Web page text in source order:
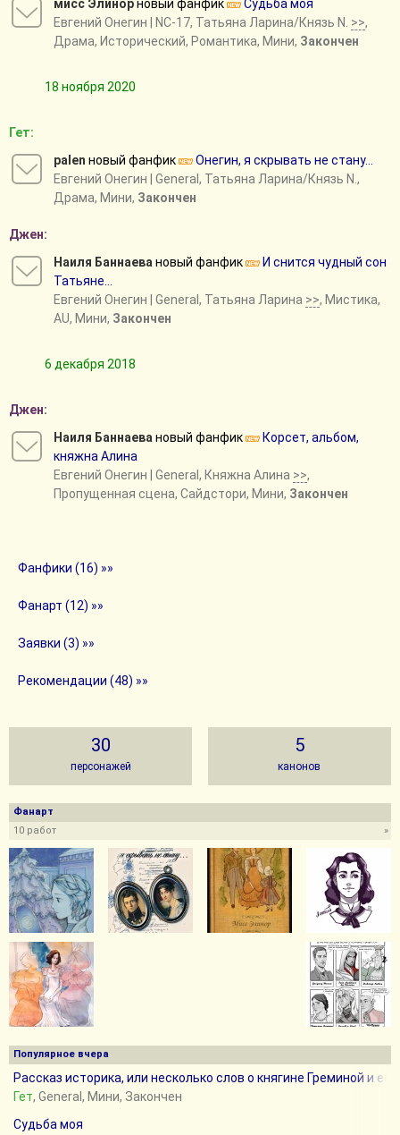
мисс Элинорновый фанфик
Судьба моя
Евгений Онегин | NC-17, Татьяна Ларина/Князь N. >>,
Драма, Исторический, Романтика, Мини, Закончен
18 ноября 2020
Гет:
palen новый фанфик
Онегин, я скрывать не стану...
Евгений Онегин | General, Татьяна Ларина/Князь N.,
Драма, Мини, Закончен
Джен:
Наиля Баннаевановый фанфик
И снится чудный сон
Татьяне...
Евгений Онегин | General, Татьяна Ларина >>, Мистика,
AU, Мини, Закончен
6 декабря 2018
Джен:
Наиля Баннаевановый фанфик
Корсет, альбом,
княжна Алина
Евгений Онегин | General, Княжна Алина >>,
Пропущенная сцена, Сайдстори, Мини, Закончен
Фанфики (16) »»
Фанарт (12) »»
Заявки (3) »»
Рекомендации (48) »»
30
персонажей
5
канонов
Фанарт
»
10 работ
Популярное вчера
Рассказ историка, или несколько слов о княгине Греминой и её
Гет, General, Мини, Закончен
Судьба моя